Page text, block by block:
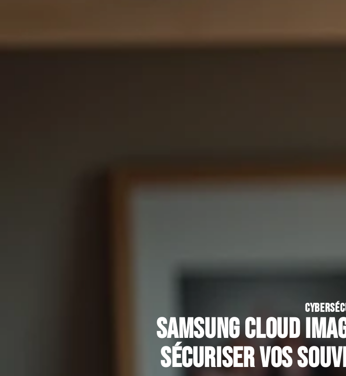
Samsung Cloud
sécuriser vos